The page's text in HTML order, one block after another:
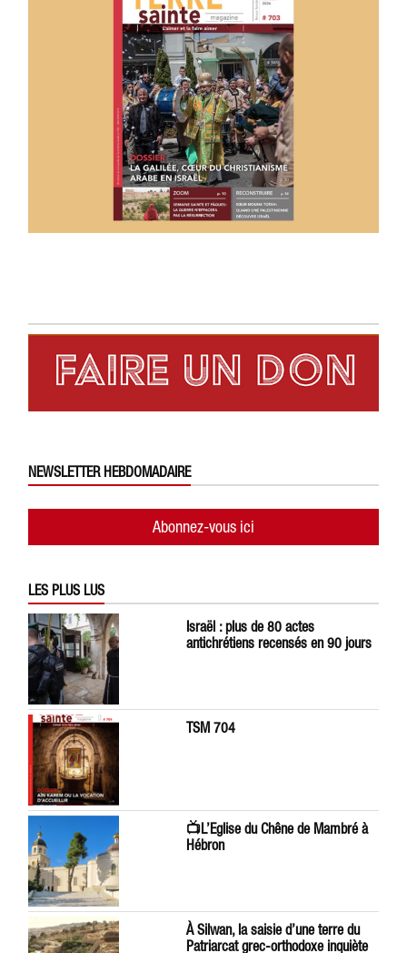
NEWSLETTER HEBDOMADAIRE
Abonnez-vous ici
LES PLUS LUS
Israël : plus de 80 actes
antichrétiens recensés en 90 jours
TSM 704
📺L’Eglise du Chêne de Mambré à
Hébron
À Silwan, la saisie d’une terre du
Patriarcat grec-orthodoxe inquiète